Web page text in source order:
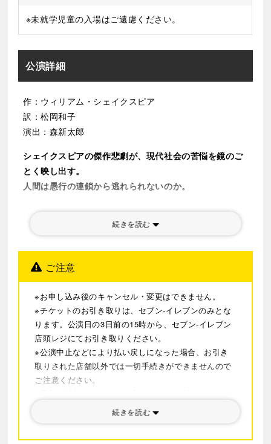
※未就学児童の入場はご遠慮ください。
公演詳細
続きを読む
作：ウィリアム・シェイクスピア
訳：松岡和子
演出：森新太郎
シェイクスピアの傑作悲劇が、現代社会の苦悩を鏡のご
とく映し出す。
人間は愚行の連鎖から逃れられないのか。
シェイクスピアの四大悲劇の一つ『リア王』は、絶対的
に君臨する老王が、娘等に裏切られ転落していく様を描
る私たちの切実な問題を活写する本作は、近年とみに上
演の頻度が高い。
タイトルロールを演じるのは今最も円熟味を増す内野聖
陽、そして個性豊かな実力派俳優が顔を揃える。
演出は、日本演劇界を牽引する名匠森新太郎。
混迷の世界情勢の中、徹底的にヴィヴィッドな現代的問
いとして、この古典劇の最高峰に挑む。
ご注意
続きを読む
※お申し込み後のキャンセル・変更はできません。
※チケットのお引き取りは、セブン-イレブンのみとな
ります。公演日の3日前の15時から、セブン-イレブン
店頭レジにてお引き取りください。
※公演中止などにより払い戻しになった場合、お引き
取りされた店舗以外では一切手続きができませんので
ご注意ください。
※最新の情報については
公式サイト